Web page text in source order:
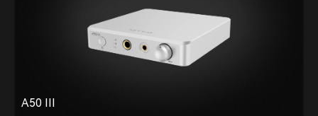
A50 III